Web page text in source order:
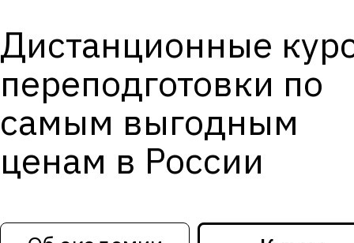
Дистанционные
переподготовки по
самым выгодным
ценам в России